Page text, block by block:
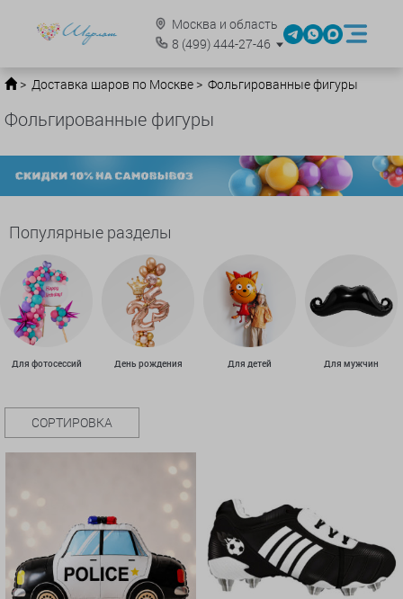
Москва и область
8 (499)444-27-46
Доставка шаров по Москве Фольгированные фигуры
Фольгированные фигуры
Популярные разделы
Для фотосессий День рождения Для детей Для мужчин
СОРТИРОВКА